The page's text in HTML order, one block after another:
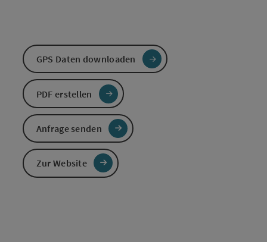
GPS Daten downloaden
PDF erstellen
Anfrage senden
Zur Website